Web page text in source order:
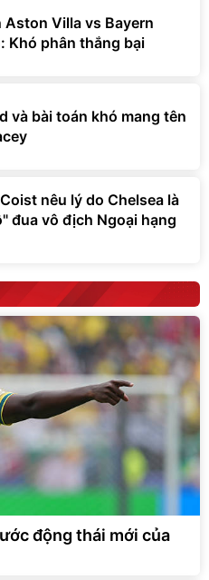
Aston Villa vs Bayern
Khó phân thắng bại
và bài toán khó mang tên
nêu lý do Chelsea là
đua vô địch Ngoại hạng
động thái mới của